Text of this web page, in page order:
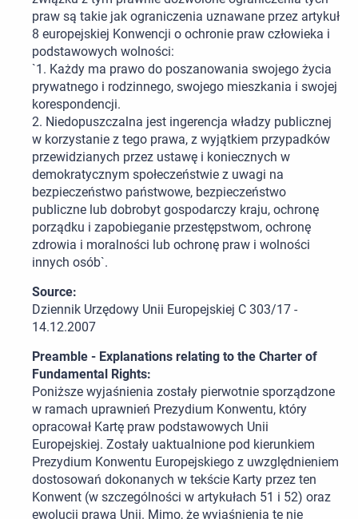
praw są takie jak ograniczenia uznawane przez artykuł
8 europejskiej Konwencji o ochronie praw człowieka i
podstawowych wolności:
`1. Każdy ma prawo do poszanowania swojego życia
prywatnego i rodzinnego, swojego mieszkania i swojej
korespondencji.
2. Niedopuszczalna jest ingerencja władzy publicznej
w korzystanie z tego prawa, z wyjątkiem przypadków
przewidzianych przez ustawę i koniecznych w
demokratycznym społeczeństwie z uwagi na
bezpieczeństwo państwowe, bezpieczeństwo
publiczne lub dobrobyt gospodarczy kraju, ochronę
porządku i zapobieganie przestępstwom, ochronę
zdrowia i moralności lub ochronę praw i wolności
innych osób`.
Source:
Dziennik Urzędowy Unii Europejskiej C 303/17 -
14.12.2007
Preamble - Explanations relating to the Charter of
Fundamental Rights:
Poniższe wyjaśnienia zostały pierwotnie sporządzone
w ramach uprawnień Prezydium Konwentu, który
opracował Kartę praw podstawowych Unii
Europejskiej. Zostały uaktualnione pod kierunkiem
Prezydium Konwentu Europejskiego z uwzględnieniem
dostosowań dokonanych w tekście Karty przez ten
Konwent (w szczególności w artykułach 51 i 52) oraz
ewolucji prawa Unii. Mimo, że wyjaśnienia te nie